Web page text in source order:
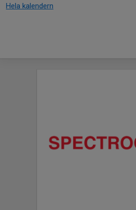
Hela kalendern